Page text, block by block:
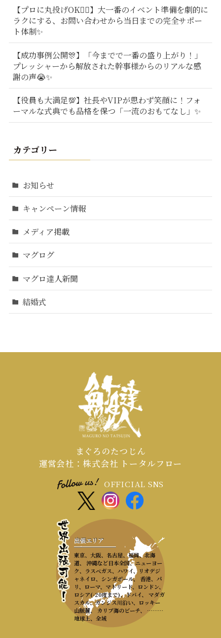
【プロに丸投げOK🙆‍♂️】大一番のイベント準備を劇的に
ラクにする、お問い合わせから当日までの完全サポー
ト体制✨
【成功事例公開🎊】「今までで一番の盛り上がり！」
プレッシャーから解放された幹事様からのリアルな感
謝の声😭✨
【役員も大満足💯】社長やVIPが思わず笑顔に！フォ
ーマルな式典でも品格を保つ「一流のおもてなし」✨
カテゴリー
お知らせ
キャンペーン情報
メディア掲載
マグログ
マグロ達人新聞
結婚式
まぐろのたつじん
運営会社：株式会社 トータルフロー
OFFICIAL SNS
出張エリア
東京、大阪、名古屋、福岡、北海
道、 沖縄など日本全国、ニューヨー
ク、ラスベガス、ハワイ、リオデジ
ャネイロ、シンガポール、 香港、パ
リ、ローマ、マドリード、ロンドン、
ロシア(-20度まで)、ドバイ、 マダガ
スカル、ガンジス川沿い、ロッキー
山脈麓、 カリブ海のビーチ、 ………
地球上、全域